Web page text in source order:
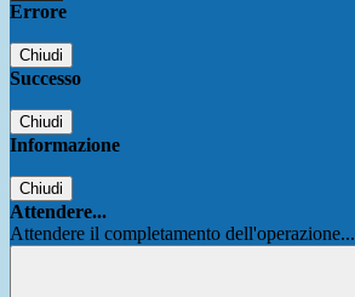
Errore
Chiudi
Successo
Chiudi
Informazione
Chiudi
Attendere...
Attendere il completamento dell'operazione...